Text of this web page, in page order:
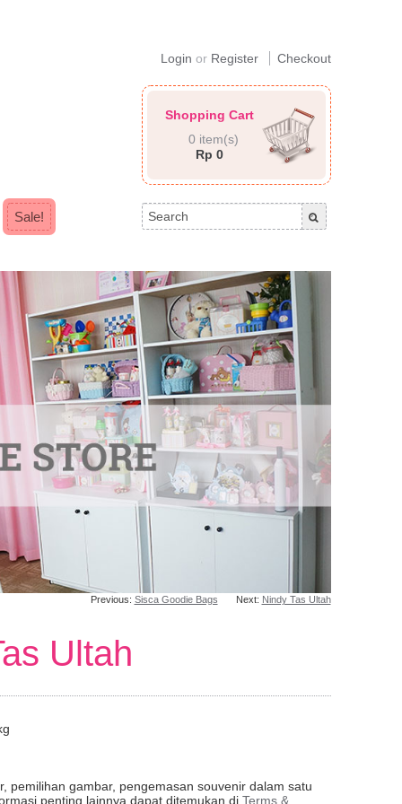
Login or Register Checkout
Shopping Cart
0 item(s)
Rp 0
Sale!
Previous: Sisca Goodie Bags Next: Nindy Tas Ultah
Ultah
pemilihan gambar, pengemasan souvenir dalam satu
penting lainnya dapat ditemukan di Terms &